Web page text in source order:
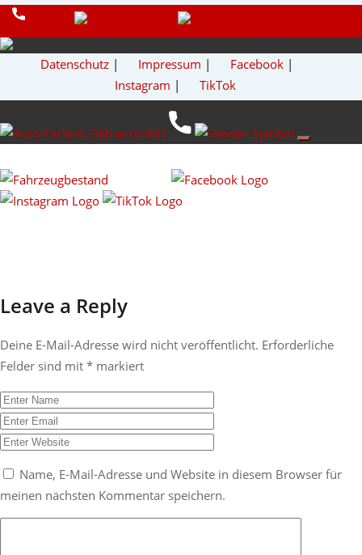
Datenschutz | Impressum | Facebook |
Instagram | TikTok
Leave a Reply
Deine E-Mail-Adresse wird nicht veröffentlicht. Erforderliche
Felder sind mit * markiert
Name, E-Mail-Adresse und Website in diesem Browser für
meinen nächsten Kommentar speichern.